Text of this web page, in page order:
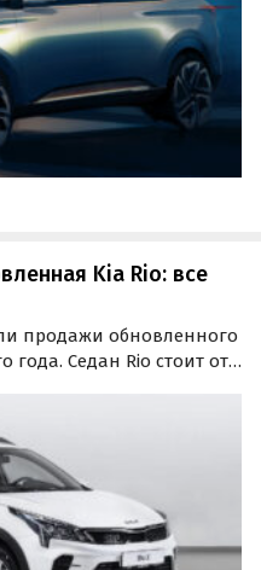
Kia Rio: все
продажи обновленного
года. Седан Rio стоит от